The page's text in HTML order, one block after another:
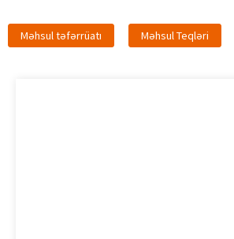
Məhsul təfərrüatı Məhsul Teqləri